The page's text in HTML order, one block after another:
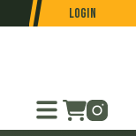
Login